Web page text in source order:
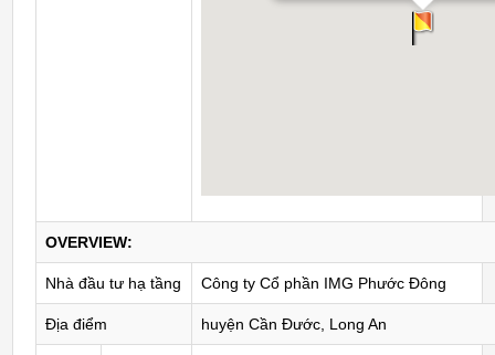
OVERVIEW:
Nhà đầu tư hạ tầng Công ty Cổ phần IMG Phước Đông
Địa điểm huyện Cần Đước, Long An